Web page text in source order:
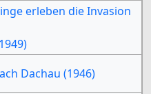
erleben die Invasion
Dachau (1946)